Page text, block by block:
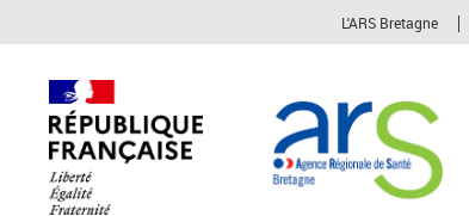
principal,
L'ARS Bretagne